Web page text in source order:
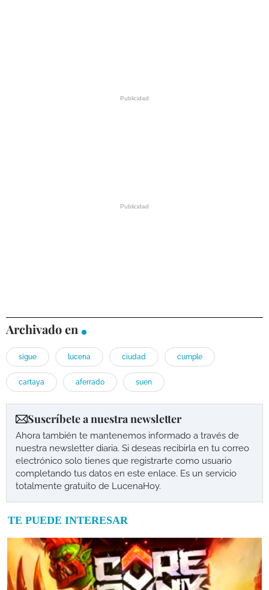
Archivado en
sigue lucena ciudad cumple
cartaya aferrado suen
Suscríbete a nuestra newsletter
Ahora también te mantenemos informado a través de
nuestra newsletter diaria. Si deseas recibirla en tu correo
electrónico solo tienes que registrarte como usuario
completando tus datos en este enlace. Es un servicio
totalmente gratuito de LucenaHoy.
TE PUEDE INTERESAR